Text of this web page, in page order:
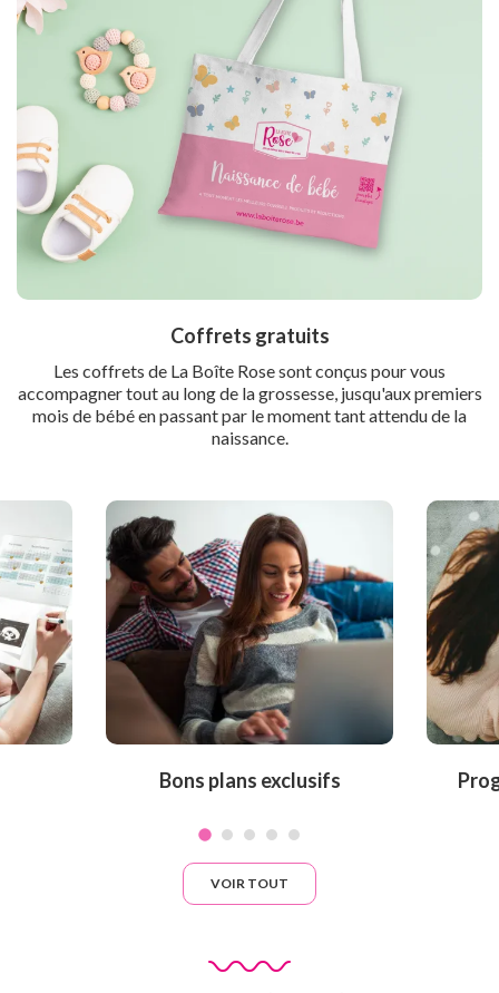
Coffrets gratuits
Les coffrets de La Boîte Rose sont conçus pour vous
accompagner tout au long de la grossesse, jusqu'aux premiers
mois de bébé en passant par le moment tant attendu de la
naissance.
Bons plans exclusifs
VOIR TOUT